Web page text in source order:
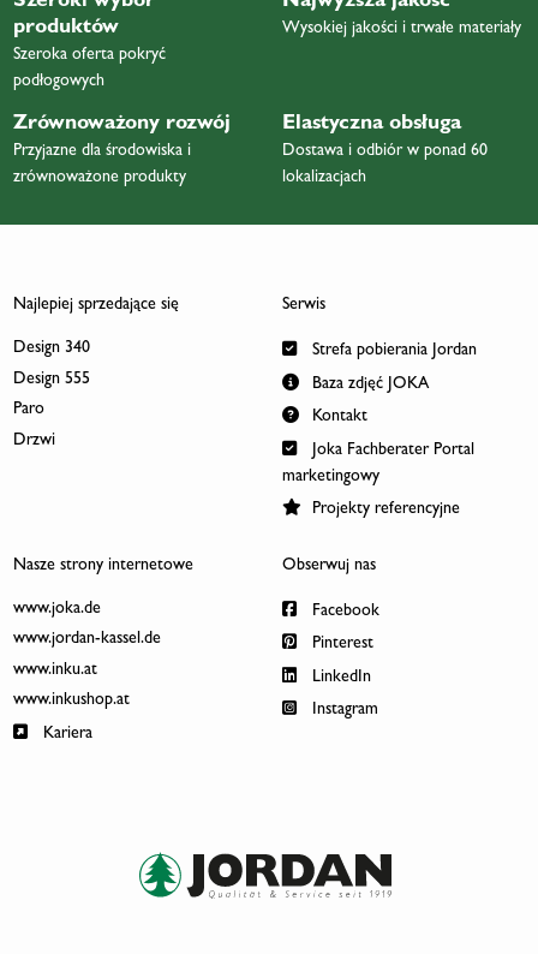
produktów
Szeroka oferta pokryć
podłogowych
Wysokiej jakości i trwałe materiały
Zrównoważony rozwój
Przyjazne dla środowiska i
zrównoważone produkty
Elastyczna obsługa
Dostawa i odbiór w ponad 60
lokalizacjach
Najlepiej sprzedające się
Design 340
Design 555
Paro
Drzwi
Serwis
Strefa pobierania Jordan
Baza zdjęć JOKA
Kontakt
Joka Fachberater Portal
marketingowy
Projekty referencyjne
Nasze strony internetowe
www.joka.de
www.jordan-kassel.de
www.inku.at
www.inkushop.at
Kariera
Obserwuj nas
Facebook
Pinterest
LinkedIn
Instagram